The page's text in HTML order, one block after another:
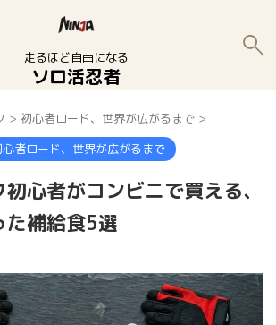
走るほど自由になる
ソロ活忍者
> 初心者ロード、世界が広がるまで >
心者ロード、世界が広がるまで
心者がコンビニで買える、
た補給食5選